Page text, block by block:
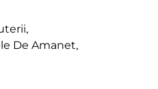
,
De Amanet,